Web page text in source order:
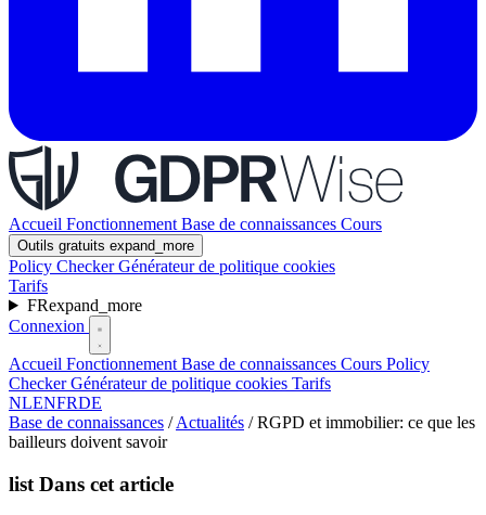
Accueil Fonctionnement Base de connaissances Cours
Outils gratuits expand_more
Policy CheckerGénérateur de politique cookies
Tarifs
FRexpand_more
Connexion
Accueil Fonctionnement Base de connaissances Cours Policy
CheckerGénérateur de politique cookies Tarifs
NLENFRDE
Base de connaissances / Actualités / RGPD et immobilier: ce que les
bailleurs doivent savoir
list Dans cet article